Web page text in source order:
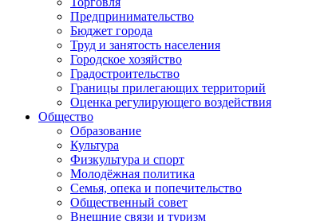
Предпринимательство
Бюджет города
Труд и занятость населения
Городское хозяйство
Градостроительство
Границы прилегающих территорий
Оценка регулирующего воздействия
Общество
Образование
Культура
Физкультура и спорт
Молодёжная политика
Семья, опека и попечительство
Общественный совет
Внешние связи и туризм